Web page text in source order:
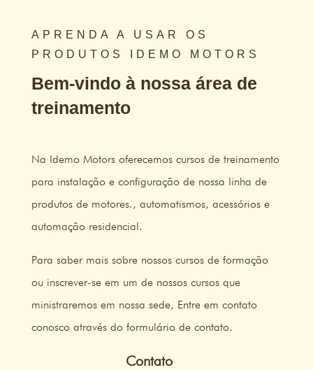
APRENDA A USAR OS
PRODUTOS IDEMO MOTORS
Bem-vindo à nossa área de
treinamento
Na Idemo Motors oferecemos cursos de treinamento
para instalação e configuração de nossa linha de
produtos de motores., automatismos, acessórios e
automação residencial.
Para saber mais sobre nossos cursos de formação
ou inscrever-se em um de nossos cursos que
ministraremos em nossa sede, Entre em contato
conosco através do formulário de contato.
Contato